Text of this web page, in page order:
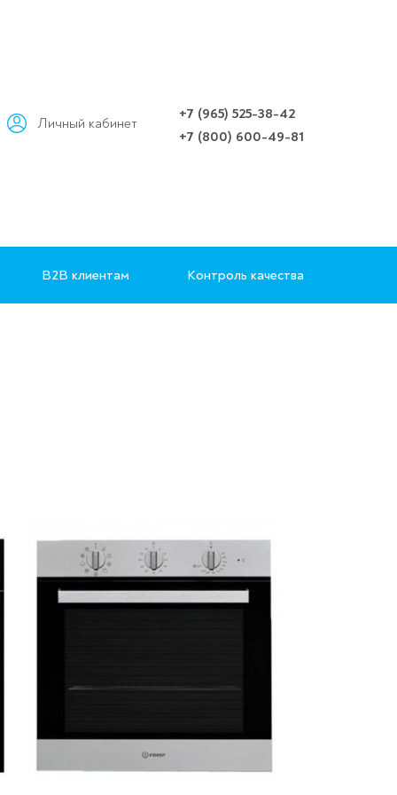
Личный кабинет
+7 (965) 525-38-42
+7 (800) 600-49-81
B2B клиентам Контроль качества